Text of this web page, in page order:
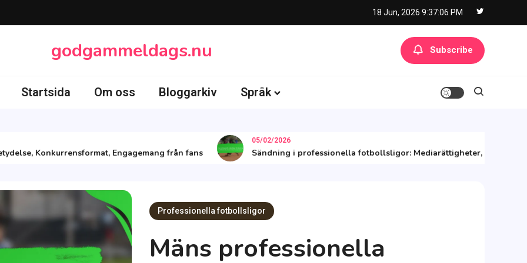
18 Jun, 2026 9:37:07 PM
godgammeldags.nu Subscribe
Startsida Om oss Bloggarkiv Språk
Konkurrensformat, Engagemang från fans
05/02/2026
Sändning i professionella fotbollsligor: Mediarättigheter,
Professionella fotbollsligor
Mäns professionella